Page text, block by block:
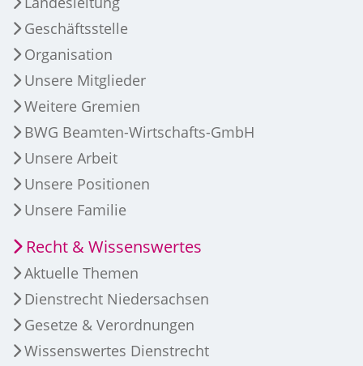
Geschäftsstelle
Organisation
Unsere Mitglieder
Weitere Gremien
BWG Beamten-Wirtschafts-GmbH
Unsere Arbeit
Unsere Positionen
Unsere Familie
Recht & Wissenswertes
Aktuelle Themen
Dienstrecht Niedersachsen
Gesetze & Verordnungen
Wissenswertes Dienstrecht